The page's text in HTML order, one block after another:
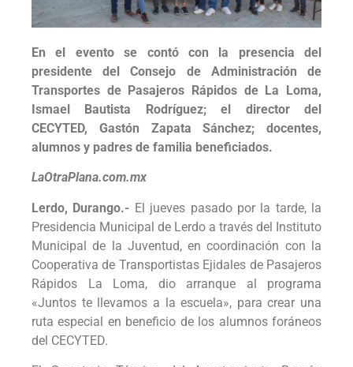
En el evento se contó con la presencia del
presidente del Consejo de Administración de
Transportes de Pasajeros Rápidos de La Loma,
Ismael Bautista Rodríguez; el director del
CECYTED, Gastón Zapata Sánchez; docentes,
alumnos y padres de familia beneficiados.
LaOtraPlana.com.mx
Lerdo, Durango.- El jueves pasado por la tarde, la
Presidencia Municipal de Lerdo a través del Instituto
Municipal de la Juventud, en coordinación con la
Cooperativa de Transportistas Ejidales de Pasajeros
Rápidos La Loma, dio arranque al programa
«Juntos te llevamos a la escuela», para crear una
ruta especial en beneficio de los alumnos foráneos
del CECYTED.